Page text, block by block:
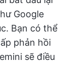
Google
Bạn có thể
phản hồi
sẽ điều